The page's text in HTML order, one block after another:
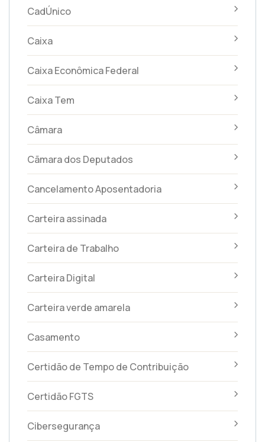
CadÚnico
Caixa
Caixa Econômica Federal
Caixa Tem
Câmara
Cãmara dos Deputados
Cancelamento Aposentadoria
Carteira assinada
Carteira de Trabalho
Carteira Digital
Carteira verde amarela
Casamento
Certidão de Tempo de Contribuição
Certidão FGTS
Cibersegurança